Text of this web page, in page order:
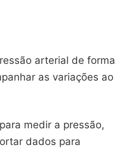
arterial de forma
as variações ao
medir a pressão,
dados para